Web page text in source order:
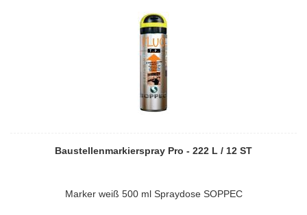
Baustellenmarkierspray Pro - 222 L / 12 ST
Marker weiß 500 ml Spraydose SOPPEC